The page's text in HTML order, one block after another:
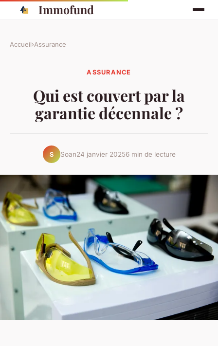
Immofund
Accueil›Assurance
ASSURANCE
Qui est couvert par la
garantie décennale ?
S Soan24 janvier 20256 min de lecture